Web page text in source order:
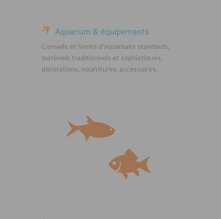
Aquarium & équipements
Conseils et Vente d’aquariums standards,
matériels traditionnels et sophistiqués,
décorations, nourritures, accessoires.